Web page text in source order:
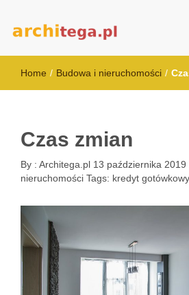
architega.pl
Home / Budowa i nieruchomości /
Czas zmian
By : Architega.pl 13 października 2019
nieruchomości Tags: kredyt gotówkowy